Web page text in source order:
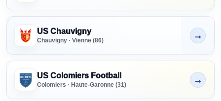
US Chauvigny
Chauvigny · Vienne (86)
Non indiqué
→
US Colomiers Football
Colomiers · Haute-Garonne (31)
Non indiqué
→